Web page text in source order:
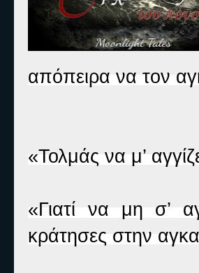
απόπειρα να τον
«Τολμάς να μ’
«Γιατί να μη σ’
κράτησες στην